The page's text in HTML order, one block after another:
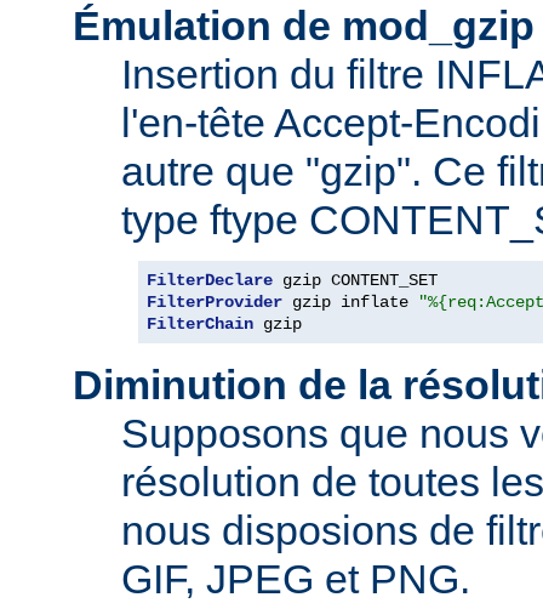
Émulation de
Insertion du filtre
l'en-tête Accept-
autre que "gzip". Ce
type ftype
FilterDeclare
FilterProvider gzip inflate
FilterChain gzip
Diminution de la
Supposons que nous
résolution de toutes
nous disposions de
GIF, JPEG et PNG.